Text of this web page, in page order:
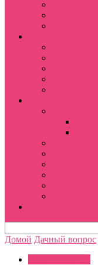
Домой Дачный вопрос